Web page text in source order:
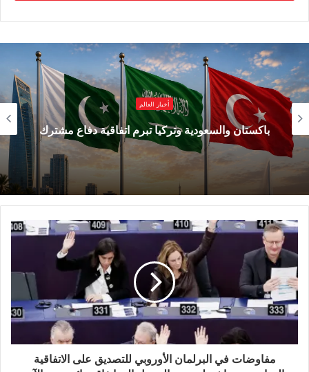
تشكيل السياسات الدولية، وصناعة النفوذ، والتحكم
في مصير الشعوب والدول.
فالعالم اليوم لا يُدار فقط بالقوة العسكرية، بل بمن
يمتلك الاقتصاد الأقوى، والطاقة، والتكنولوجيا،
والأسواق، والقدرة على التحكم في حركة المال
والتجارة الدولية.
وعبر التاريخ، أثبتت الأحداث أن كثيرًا من الحروب
والصراعات والاحتلالات لم تكن بعيدة عن المصالح
الاقتصادية، والسعي للسيطرة على الثروات الطبيعية،
وطرق التجارة، ومصادر الطاقة، والأسواق العالمية.
الاقتصاد وبناء الدول
أخبار العالم
باكستان والسعودية وتركيا تبرم اتفاقية دفاع مشترك
مفاوضات في البرلمان الأوروبي للتصديق على الاتفاقية